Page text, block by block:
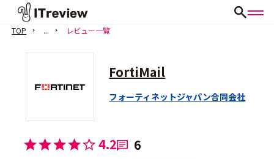
TOP ... レビュー一覧
FortiMail
フォーティネットジャパン合同会社
4.2 6